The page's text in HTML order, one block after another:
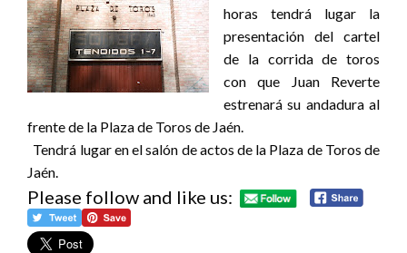
horas tendrá lugar la
presentación del cartel
de la corrida de toros
con que Juan Reverte
estrenará su andadura al
frente de la Plaza de Toros de Jaén.
Tendrá lugar en el salón de actos de la Plaza de Toros de
Jaén.
Please follow and like us: